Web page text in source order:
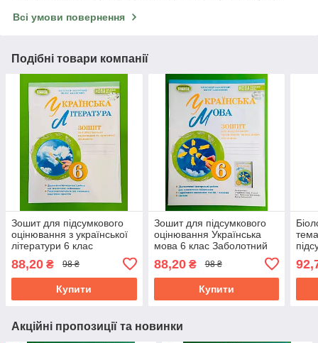
Всі умови повернення
Подібні товари компанії
Зошит для підсумкового
оцінювання з української
літератури 6 клас
88,20 ₴ 98 ₴
Купити
Зошит для підсумкового
оцінювання Українська
мова 6 клас Заболотний
88,20₴ 98 ₴
Купити
Акційні пропозиції та новинки